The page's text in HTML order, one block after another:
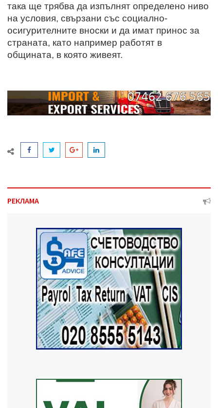
така ще трябва да изпълнят определено ниво
на условия, свързани със социално-
осигурителните вноски и да имат принос за
страната, като например работят в
общината, в която живеят.
РЕКЛАМА